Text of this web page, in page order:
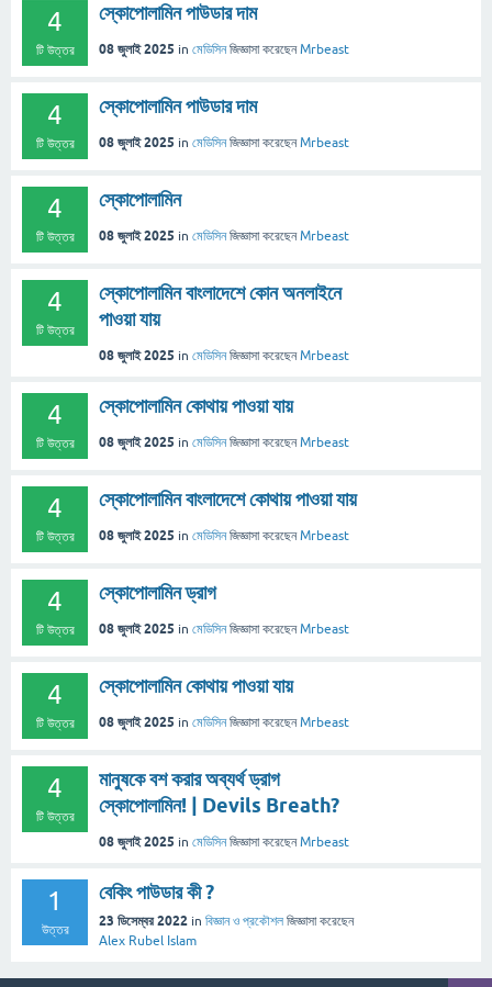
4
টি উত্তর
স্কোপোলামিন পাউডার দাম
08 জুলাই 2025 in মেডিসিন জিজ্ঞাসা করেছেনMrbeast
4
টি উত্তর
স্কোপোলামিন পাউডার দাম
08 জুলাই 2025 in মেডিসিন জিজ্ঞাসা করেছেনMrbeast
4
টি উত্তর
স্কোপোলামিন
08 জুলাই 2025 in মেডিসিন জিজ্ঞাসা করেছেনMrbeast
4
টি উত্তর
স্কোপোলামিন বাংলাদেশে কোন অনলাইনে
পাওয়া যায়
08 জুলাই 2025 in মেডিসিন জিজ্ঞাসা করেছেনMrbeast
4
টি উত্তর
স্কোপোলামিন কোথায় পাওয়া যায়
08 জুলাই 2025 in মেডিসিন জিজ্ঞাসা করেছেনMrbeast
4
টি উত্তর
স্কোপোলামিন বাংলাদেশে কোথায় পাওয়া যায়
08 জুলাই 2025 in মেডিসিন জিজ্ঞাসা করেছেনMrbeast
4
টি উত্তর
স্কোপোলামিন ড্রাগ
08 জুলাই 2025 in মেডিসিন জিজ্ঞাসা করেছেনMrbeast
4
টি উত্তর
স্কোপোলামিন কোথায় পাওয়া যায়
08 জুলাই 2025 in মেডিসিন জিজ্ঞাসা করেছেনMrbeast
4
টি উত্তর
মানুষকে বশ করার অব্যর্থ ড্রাগ
স্কোপোলামিন! | Devils Breath?
08 জুলাই 2025 in মেডিসিন জিজ্ঞাসা করেছেনMrbeast
1
উত্তর
বেকিং পাউডার কী ?
23 ডিসেম্বর 2022 in বিজ্ঞান ও প্রকৌশল জিজ্ঞাসা করেছেন
Alex Rubel Islam